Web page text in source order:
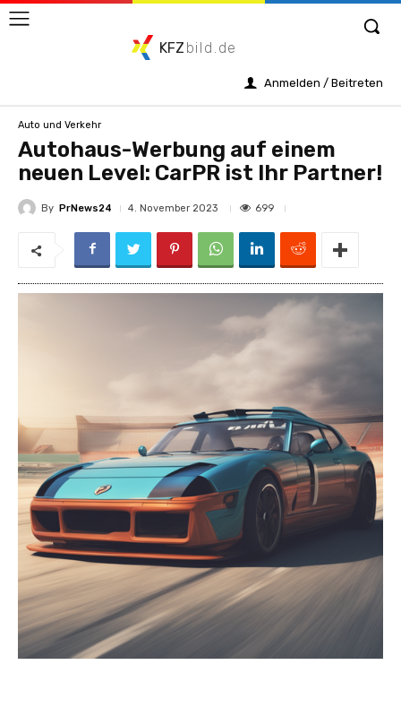
KFZ bild.de
Anmelden / Beitreten
Auto und Verkehr
Autohaus-Werbung auf einem
neuen Level: CarPR ist Ihr Partner!
By PrNews24 4. November 2023 699